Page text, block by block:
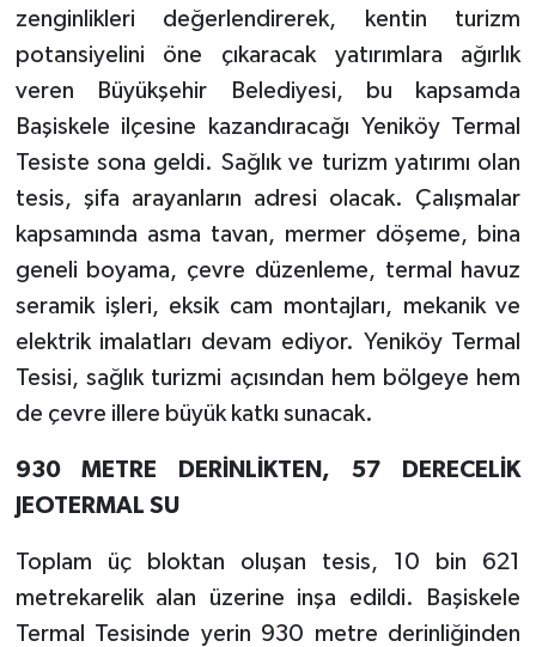
zenginlikleri değerlendirerek, kentin turizm
potansiyelini öne çıkaracak yatırımlara ağırlık
veren Büyükşehir Belediyesi, bu kapsamda
Başiskele ilçesine kazandıracağı Yeniköy Termal
Tesiste sona geldi. Sağlık ve turizm yatırımı olan
tesis, şifa arayanların adresi olacak. Çalışmalar
kapsamında asma tavan, mermer döşeme, bina
geneli boyama, çevre düzenleme, termal havuz
seramik işleri, eksik cam montajları, mekanik ve
elektrik imalatları devam ediyor. Yeniköy Termal
Tesisi, sağlık turizmi açısından hem bölgeye hem
de çevre illere büyük katkı sunacak.
930 METRE DERİNLİKTEN, 57 DERECELİK
JEOTERMAL SU
Toplam üç bloktan oluşan tesis, 10 bin 621
metrekarelik alan üzerine inşa edildi. Başiskele
Termal Tesisinde yerin 930 metre derinliğinden